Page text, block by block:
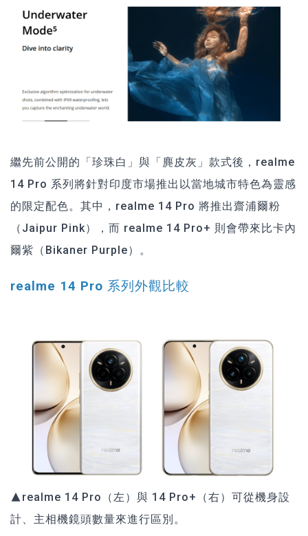
繼先前公開的「珍珠白」與「麂皮灰」款式後，realme
14 Pro 系列將針對印度市場推出以當地城市特色為靈感
的限定配色。其中，realme 14 Pro 將推出齋浦爾粉
（Jaipur Pink），而 realme 14 Pro+ 則會帶來比卡內
爾紫（Bikaner Purple）。
realme 14 Pro 系列外觀比較
▲realme 14 Pro（左）與 14 Pro+（右）可從機身設
計、主相機鏡頭數量來進行區別。